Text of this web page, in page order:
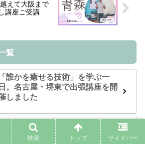
えて大阪まで
講座ご受講
覧
「誰かを癒せる技術」を学ぶ一
日。名古屋・堺東で出張講座を開
しました
東京開催｜次回は名古屋・徳島｜
足つぼともみほぐし講座で、新し
検索 トップ サイドバー